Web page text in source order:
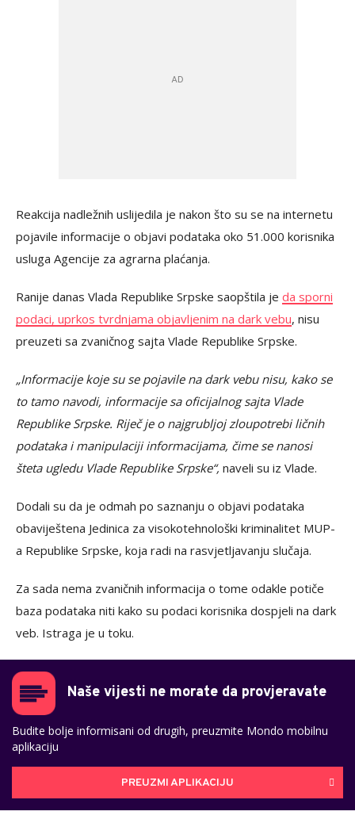
Reakcija nadležnih uslijedila je nakon što su se na internetu
pojavile informacije o objavi podataka oko 51.000 korisnika
usluga Agencije za agrarna plaćanja.
Ranije danas Vlada Republike Srpske saopštila je da sporni
podaci, uprkos tvrdnjama objavljenim na dark vebu, nisu
preuzeti sa zvaničnog sajta Vlade Republike Srpske.
„Informacije koje su se pojavile na dark vebu nisu, kako se
to tamo navodi, informacije sa oficijalnog sajta Vlade
Republike Srpske. Riječ je o najgrubljoj zloupotrebi ličnih
podataka i manipulaciji informacijama, čime se nanosi
šteta ugledu Vlade Republike Srpske“, naveli su iz Vlade.
Dodali su da je odmah po saznanju o objavi podataka
obaviještena Jedinica za visokotehnološki kriminalitet MUP-
a Republike Srpske, koja radi na rasvjetljavanju slučaja.
Za sada nema zvaničnih informacija o tome odakle potiče
baza podataka niti kako su podaci korisnika dospjeli na dark
veb. Istraga je u toku.
Naše vijesti ne morate da provjeravate
Budite bolje informisani od drugih, preuzmite Mondo mobilnu
aplikaciju
PREUZMI APLIKACIJU